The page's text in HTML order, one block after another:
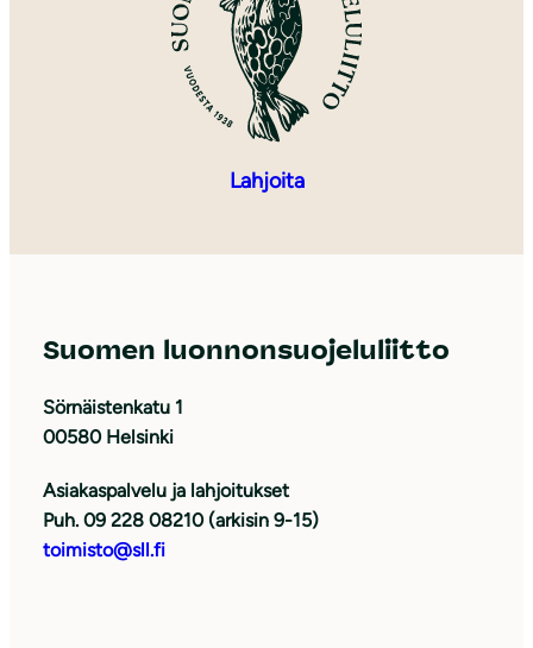
Lahjoita
Suomen luonnonsuojeluliitto
Sörnäistenkatu 1
00580 Helsinki
Asiakaspalvelu ja lahjoitukset
Puh. 09 228 08210 (arkisin 9-15)
toimisto@sll.fi